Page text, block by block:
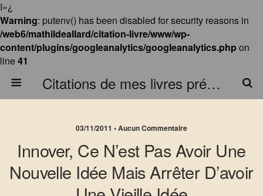
ï»¿
Warning: putenv() has been disabled for security reasons in
/web6/mathildeallard/citation-livre/www/wp-
content/plugins/googleanalytics/googleanalytics.php on
line41
Citations de mes livres préférés
03/11/2011 • Aucun Commentaire
Innover, Ce N’est Pas Avoir Une
Nouvelle Idée Mais Arrêter D’avoir